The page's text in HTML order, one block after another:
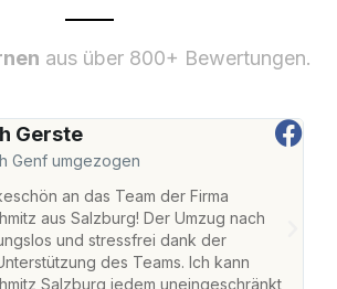
aus über 800+ Bewertungen.
Gerste
Genf umgezogen
an das Team der Firma
aus Salzburg! Der Umzug nach
und stressfrei dank der
des Teams. Ich kann
Salzburg jedem uneingeschränkt